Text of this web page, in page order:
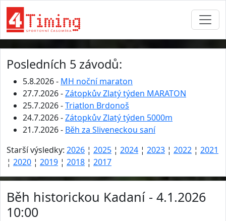
Posledních 5 závodů:
5.8.2026 - MH noční maraton
27.7.2026 -Zátopkův Zlatý týden MARATON
25.7.2026 -Triatlon Brdonoš
24.7.2026 -Zátopkův Zlatý týden 5000m
21.7.2026 - Běh za Sliveneckou saní
Starší výsledky: 2026 ¦ 2025 ¦ 2024 ¦ 2023 ¦ 2022 ¦ 2021
¦ 2020 ¦ 2019 ¦ 2018 ¦ 2017
Běh historickou Kadaní - 4.1.2026
10:00